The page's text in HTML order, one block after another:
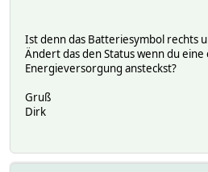
Ist denn das Batteriesymbol rechts
Ändert das den Status wenn du
Energieversorgung ansteckst?
Gruß
Dirk